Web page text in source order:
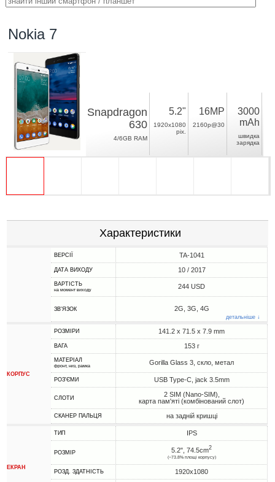
Nokia 7
Snapdragon
630
4/6GB RAM
5.2"
1920x1080
pix.
16MP
2160p@30
3000
mAh
швидка
зарядка
Характеристики
ВЕРСІЇ TA-1041
ДАТА ВИХОДУ 10 / 2017
ВАРТІСТЬ
на момент виходу 244 USD
ЗВ'ЯЗОК 2G, 3G, 4G
детальніше ↓
КОРПУС
РОЗМІРИ 141.2 x 71.5 x 7.9 mm
ВАГА 153 г
МАТЕРІАЛ
фронт, низ, рамка Gorilla Glass 3, скло, метал
РОЗ'ЄМИ USB Type-C, jack 3.5mm
СЛОТИ
2 SIM (Nano-SIM),
карта пам'яті (комбінований слот)
СКАНЕР ПАЛЬЦЯ на задній кришці
ЕКРАН
ТИП IPS
РОЗМІР 5.2", 74.5cm2
(~73.8% площі корпусу)
РОЗД. ЗДАТНІСТЬ 1920x1080